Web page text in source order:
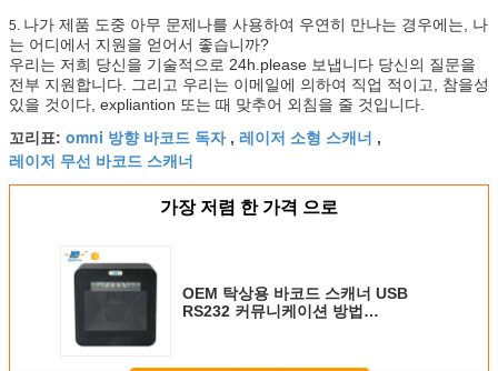
5. 나가 제품 도중 아무 문제나를 사용하여 우연히 만나는 경우에는, 나
는 어디에서 지원을 얻어서 좋습니까?
우리는 저희 당신을 기술적으로 24h.please 보냅니다 당신의 질문을
전부 지원합니다. 그리고 우리는 이메일에 의하여 직업 적이고, 참을성
있을 것이다, expliantion 또는 때 맞추어 외침을 줄 것입니다.
꼬리표: omni 방향 바코드 독자, 레이저 소형 스캐너 ,
레이저 무선 바코드 스캐너
가장 저렴 한 가격 으로
OEM 탁상용 바코드 스캐너 USB
RS232 커뮤니케이션 방법